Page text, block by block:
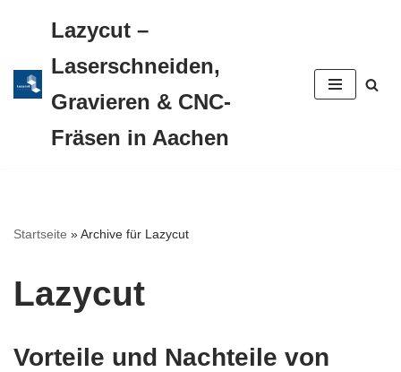
Inhalt
springen
Lazycut –
Laserschneiden,
Gravieren & CNC-
Fräsen in Aachen
Startseite »Archive für Lazycut
Lazycut
Vorteile und Nachteile von